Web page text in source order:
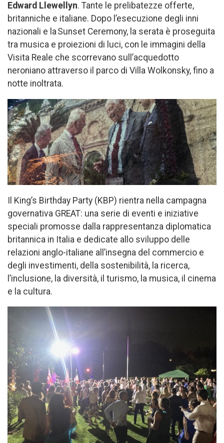
Edward Llewellyn. Tante le prelibatezze offerte,
britanniche e italiane. Dopo l’esecuzione degli inni
nazionali e la Sunset Ceremony, la serata è proseguita
tra musica e proiezioni di luci, con le immagini della
Visita Reale che scorrevano sull’acquedotto
neroniano attraverso il parco di Villa Wolkonsky, fino a
notte inoltrata.
Il King’s Birthday Party (KBP) rientra nella campagna
governativa GREAT: una serie di eventi e iniziative
speciali promosse dalla rappresentanza diplomatica
britannica in Italia e dedicate allo sviluppo delle
relazioni anglo-italiane all’insegna del commercio e
degli investimenti, della sostenibilità, la ricerca,
l’inclusione, la diversità, il turismo, la musica, il cinema
e la cultura.